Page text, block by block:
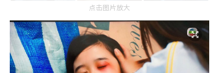
点击图片放大